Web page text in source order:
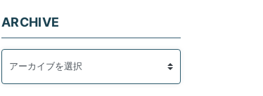
ARCHIVE